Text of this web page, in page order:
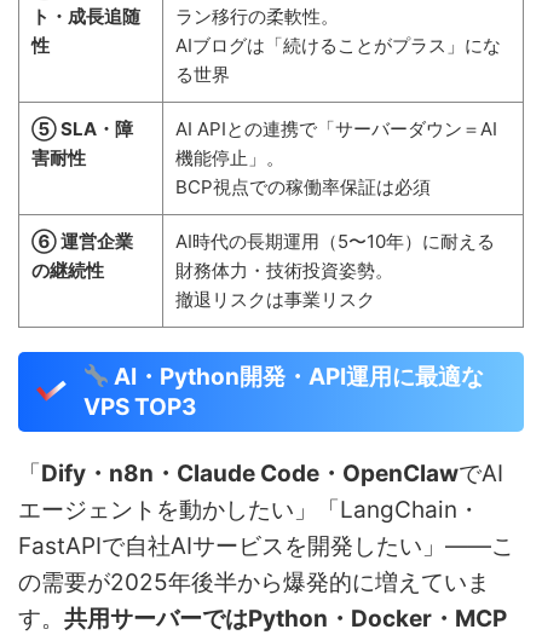
ト・成長追随
性
ラン移行の柔軟性。
AIブログは「続けることがプラス」にな
る世界
⑤ SLA・障
害耐性
AI APIとの連携で「サーバーダウン＝AI
機能停止」。
BCP視点での稼働率保証は必須
⑥ 運営企業
の継続性
AI時代の長期運用（5〜10年）に耐える
財務体力・技術投資姿勢。
撤退リスクは事業リスク
AI・Python開発・API運用に最適な
VPS TOP3
「Dify・n8n・Claude Code・OpenClawでAI
エージェントを動かしたい」「LangChain・
FastAPIで自社AIサービスを開発したい」——こ
の需要が2025年後半から爆発的に増えていま
す。 共用サーバーではPython・Docker・MCP